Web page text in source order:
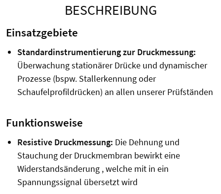
BESCHREIBUNG
Einsatzgebiete
Standardinstrumentierung zur Druckmessung:
Überwachung stationärer Drücke und dynamischer
Prozesse (bspw. Stallerkennung oder
Schaufelprofildrücken) an allen unserer Prüfständen
Funktionsweise
Resistive Druckmessung: Die Dehnung und
Stauchung der Druckmembran bewirkt eine
Widerstandsänderung , welche mit in ein
Spannungssignal übersetzt wird